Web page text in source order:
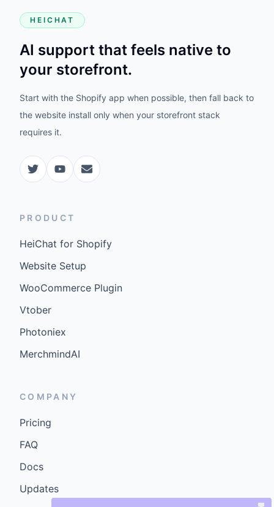
HEICHAT
AI support that feels native to
your storefront.
Start with the Shopify app when possible, then fall back to
the website install only when your storefront stack
requires it.
PRODUCT
HeiChat for Shopify
Website Setup
WooCommerce Plugin
Vtober
Photoniex
MerchmindAI
COMPANY
Pricing
FAQ
Docs
Updates